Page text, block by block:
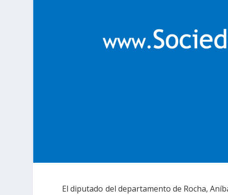
El diputado del departamento de Rocha,